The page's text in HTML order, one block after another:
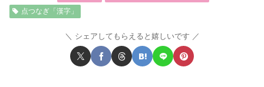
点つなぎ「漢字」
シェアしてもらえると嬉しいです